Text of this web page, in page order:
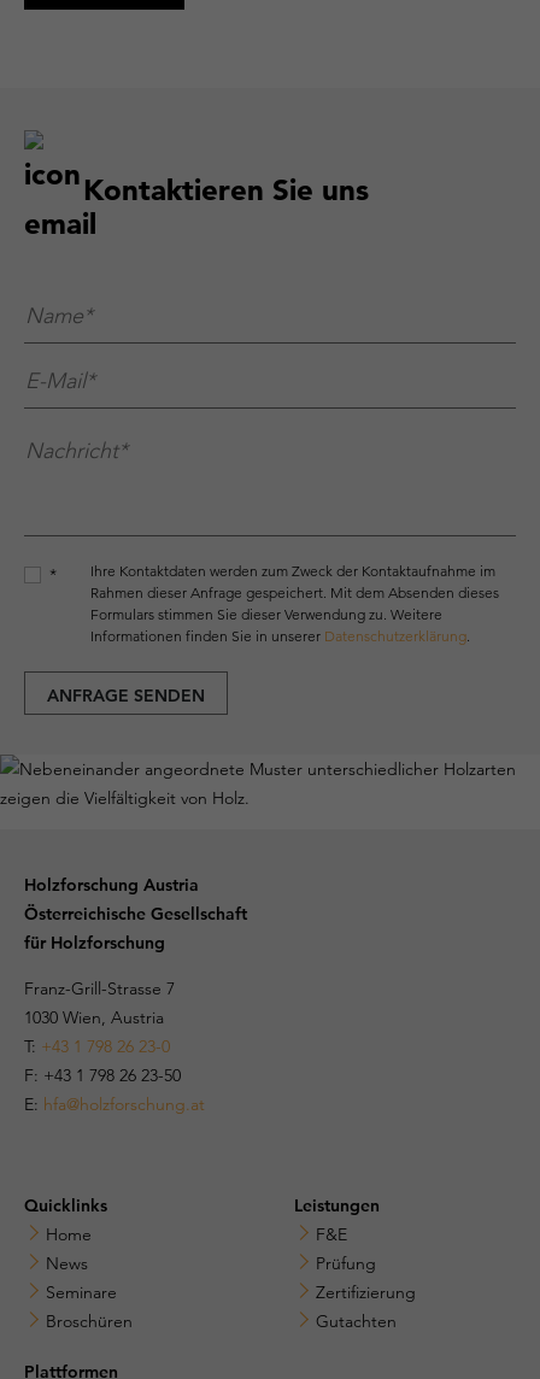
Kontaktieren Sie uns
Name**
E-Mail**
Nachricht**
*
Ihre Kontaktdaten werden zum Zweck der Kontaktaufnahme im
Rahmen dieser Anfrage gespeichert. Mit dem Absenden dieses
Formulars stimmen Sie dieser Verwendung zu. Weitere
Informationen finden Sie in unserer Datenschutzerklärung.
ANFRAGE SENDEN
Holzforschung Austria
Österreichische Gesellschaft
für Holzforschung
Franz-Grill-Strasse 7
1030 Wien, Austria
T: +43 1 798 26 23-0
​​F: +43 1 798 26 23-50
E: hfa@holzforschung.at
Quicklinks
Home
News
Seminare
Broschüren
Leistungen
F&E
Prüfung
Zertifizierung
Gutachten
Plattformen